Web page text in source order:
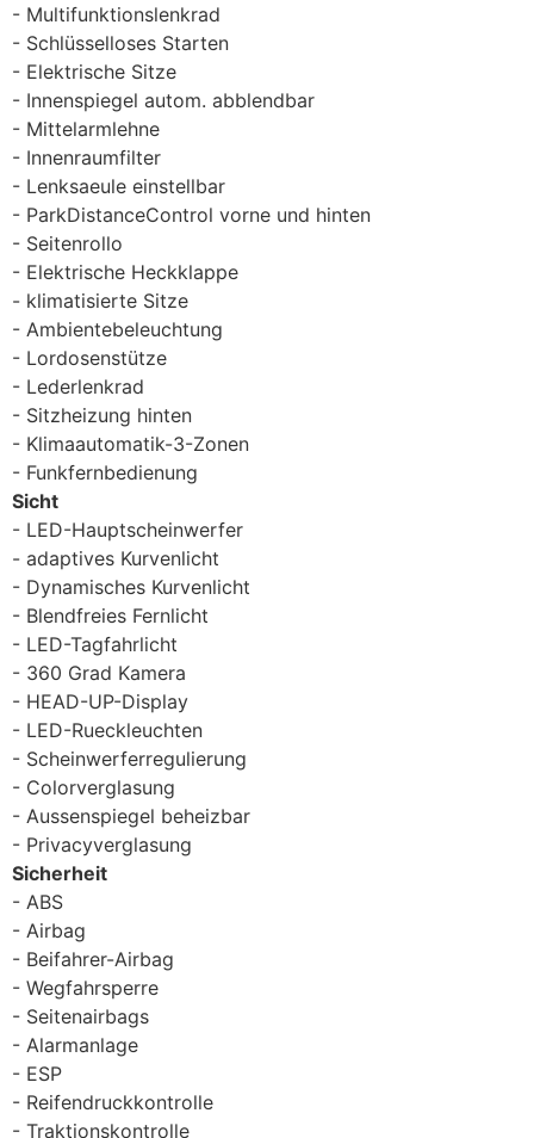
Multifunktionslenkrad
Schlüsselloses Starten
Elektrische Sitze
Innenspiegel autom. abblendbar
Mittelarmlehne
Innenraumfilter
Lenksaeule einstellbar
ParkDistanceControl vorne und hinten
Seitenrollo
Elektrische Heckklappe
klimatisierte Sitze
Ambientebeleuchtung
Lordosenstütze
Lederlenkrad
Sitzheizung hinten
Klimaautomatik-3-Zonen
Funkfernbedienung
Sicht
LED-Hauptscheinwerfer
adaptives Kurvenlicht
Dynamisches Kurvenlicht
Blendfreies Fernlicht
LED-Tagfahrlicht
360 Grad Kamera
HEAD-UP-Display
LED-Rueckleuchten
Scheinwerferregulierung
Colorverglasung
Aussenspiegel beheizbar
Privacyverglasung
Sicherheit
ABS
Airbag
Beifahrer-Airbag
Wegfahrsperre
Seitenairbags
Alarmanlage
ESP
Reifendruckkontrolle
Traktionskontrolle